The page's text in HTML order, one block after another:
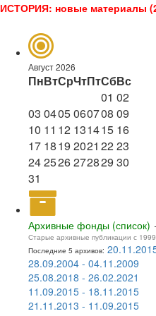
ИСТОРИЯ: новые материалы
Август 2026
ПнВтСрЧтПтСбВс
01 02
03 0405060708 09
10 11 12 131415 16
17 1819 2021 2223
242526272829 30
31
Архивные фонды (список)
Старые архивные публикации с 1999
Последние 5 архивов:
28.09.2004 - 04.11.2009
25.08.2018 - 26.02.2021
11.09.2015 - 18.11.2015
21.11.2013 - 11.09.2015